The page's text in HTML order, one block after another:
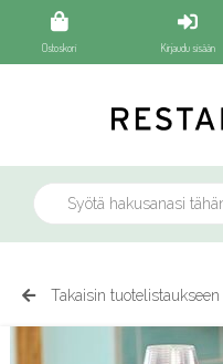
Takaisin tuotelistaukseen
Ostoskori Kirjaudu sisään